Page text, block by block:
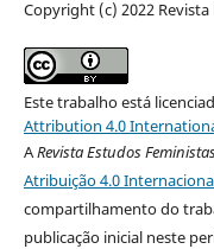
Copyright (c) 2022
Este trabalho está
Attribution 4.0
ARevista Estudos
Atribuição 4.0
compartilhamento do
publicação inicial neste